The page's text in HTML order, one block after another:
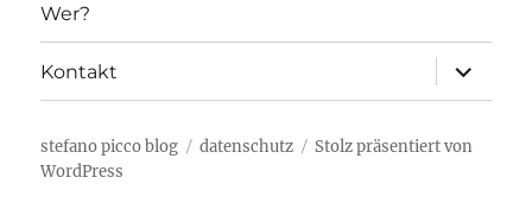
Wer?
Kontakt
öffnen
stefano picco blog datenschutz
Stolz präsentiert von
WordPress